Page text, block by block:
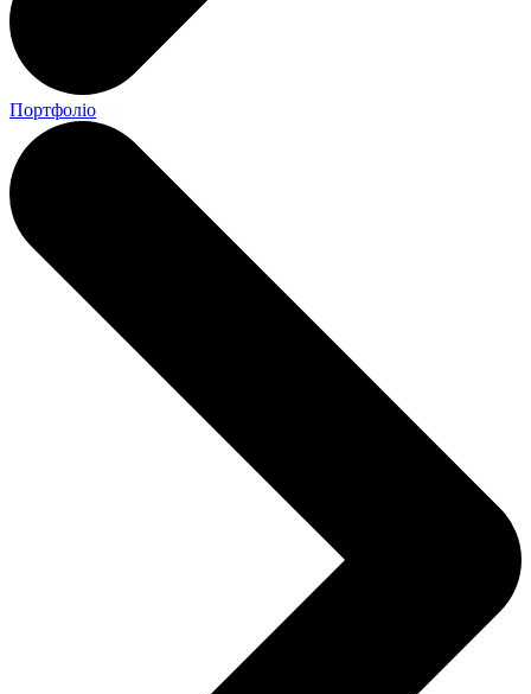
Портфоліо